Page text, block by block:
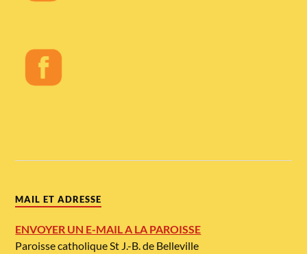
MAIL ET ADRESSE
ENVOYER UN E-MAIL A LA PAROISSE
Paroisse catholique St J.-B. de Belleville